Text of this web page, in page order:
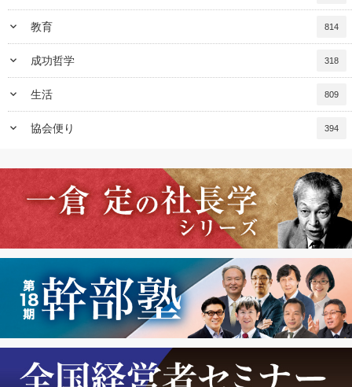
keyboard_arrow_down 教育 814
keyboard_arrow_down 成功哲学 318
keyboard_arrow_down 生活 809
keyboard_arrow_down 協会便り 394